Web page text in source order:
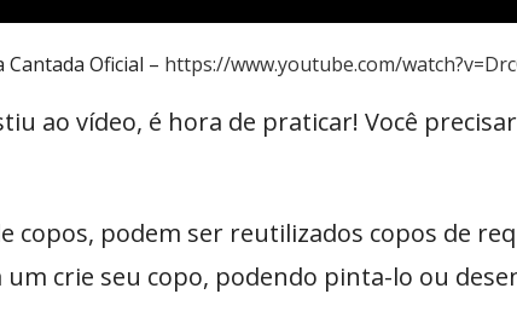
Cantada Oficial – https://www.youtube.com/
ao vídeo, é hora de praticar! Você
copos, podem ser reutilizados copos de
um crie seu copo, podendo pinta-lo ou